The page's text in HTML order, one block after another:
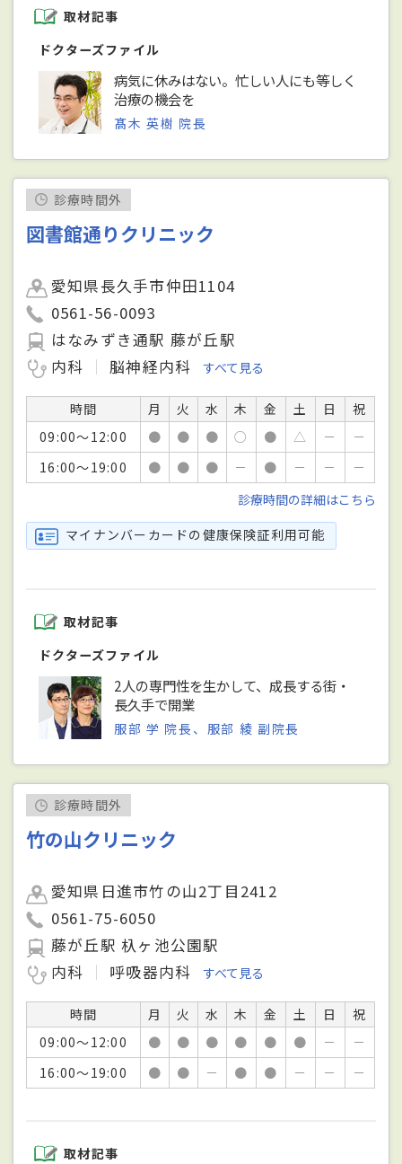
取材記事
ドクターズファイル
病気に休みはない。忙しい人にも等しく
治療の機会を
髙木 英樹 院長
診療時間外
図書館通りクリニック
愛知県長久手市仲田1104
0561-56-0093
はなみずき通駅 藤が丘駅
内科
脳神経内科 すべて見る
時間 月 火 水 木 金 土 日
祝
09:00～12:00
● ● ● ○ ● △ －
－
16:00～19:00
● ● ● － ● － －
－
診療時間の詳細はこちら
マイナンバーカードの健康保険証利用可能
取材記事
ドクターズファイル
2人の専門性を生かして、成長する街・
長久手で開業
服部 学 院長、服部 綾 副院長
診療時間外
竹の山クリニック
愛知県日進市竹の山2丁目2412
0561-75-6050
藤が丘駅 杁ヶ池公園駅
内科
呼吸器内科 すべて見る
時間 月 火 水 木 金 土 日
祝
09:00～12:00
● ● ● ● ● ● －
－
16:00～19:00
● ● － ● ● － － －
取材記事